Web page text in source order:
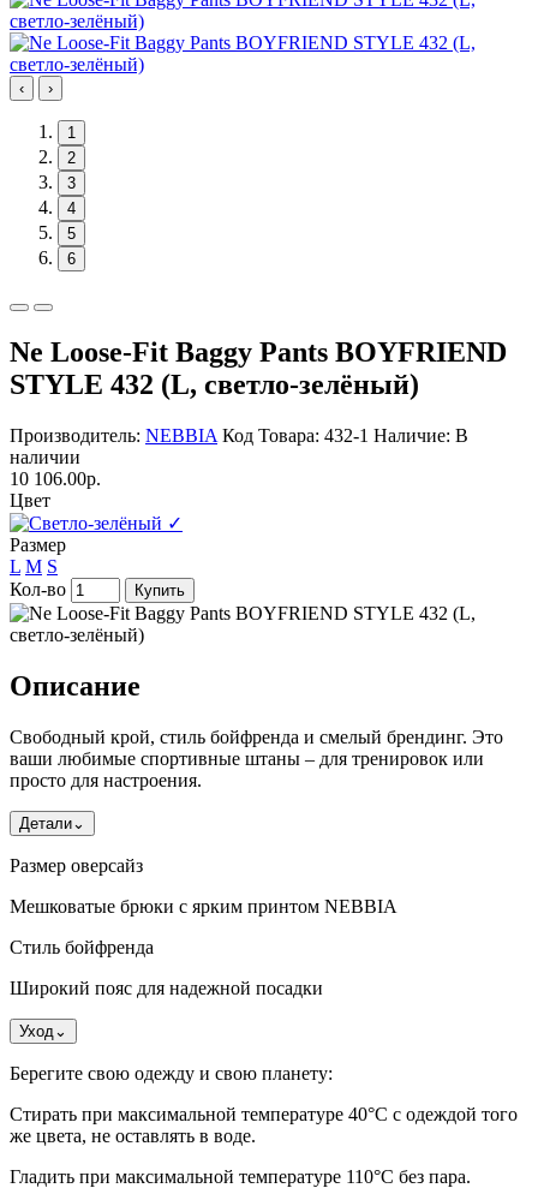
‹ ›
1
2
3
4
5
6
Ne Loose-Fit Baggy Pants BOYFRIEND
STYLE 432 (L, светло-зелёный)
Производитель: NEBBIA Код Товара: 432-1 Наличие: В
наличии
10 106.00р.
Цвет
✓
Размер
L M S
Кол-во
Купить
Описание
Свободный крой, стиль бойфренда и смелый брендинг. Это
ваши любимые спортивные штаны – для тренировок или
просто для настроения.
Детали⌄
Размер оверсайз
Мешковатые брюки с ярким принтом NEBBIA
Стиль бойфренда
Широкий пояс для надежной посадки
Уход ⌄
Берегите свою одежду и свою планету:
Стирать при максимальной температуре 40°C с одеждой того
же цвета, не оставлять в воде.
Гладить при максимальной температуре 110°С без пара.